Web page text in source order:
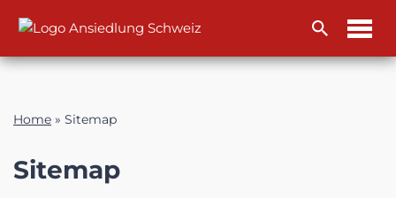
Inhalt
Home » Sitemap
Sitemap